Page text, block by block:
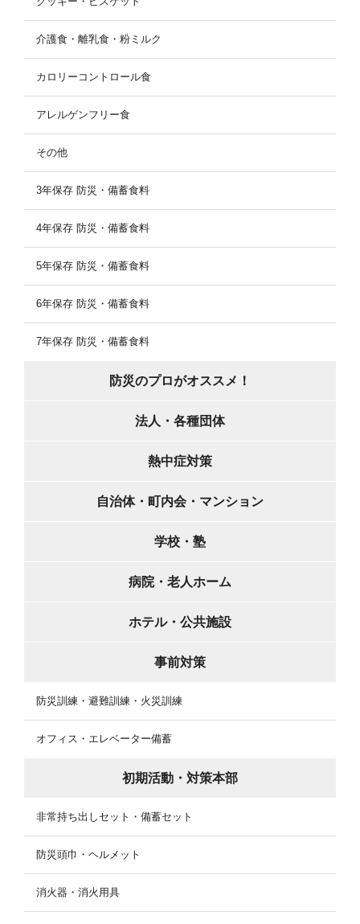
介護食・離乳食・粉ミルク
カロリーコントロール食
アレルゲンフリー食
その他
3年保存 防災・備蓄食料
4年保存 防災・備蓄食料
5年保存 防災・備蓄食料
6年保存 防災・備蓄食料
7年保存 防災・備蓄食料
防災のプロがオススメ！
法人・各種団体
熱中症対策
自治体・町内会・マンション
学校・塾
病院・老人ホーム
ホテル・公共施設
事前対策
防災訓練・避難訓練・火災訓練
オフィス・エレベーター備蓄
初期活動・対策本部
非常持ち出しセット・備蓄セット
防災頭巾・ヘルメット
消火器・消火用具